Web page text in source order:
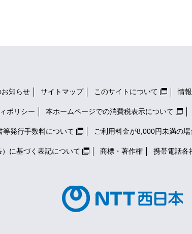
知らせ サイトマップ このサイトについて 情
ポリシー 本ホームページでの消費税表示について
等発行手数料について ご利用料金が8,000円未満の
に基づく表記について 商標・著作権 携帯電話各